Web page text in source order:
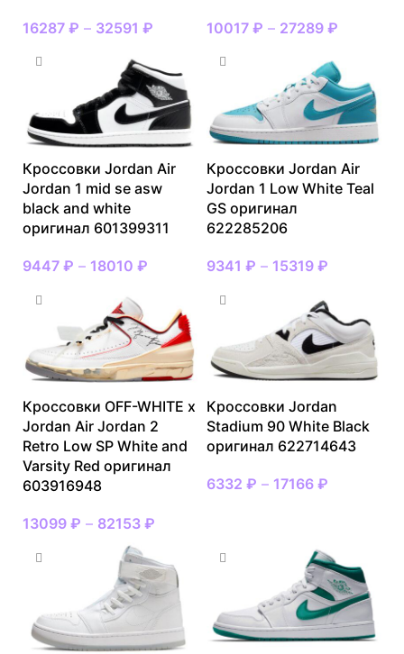
16287 ₽ – 32591 ₽ 10017 ₽ – 27289 ₽
Кроссовки Jordan Air
Jordan 1 mid se asw
black and white
оригинал 601399311
9447 ₽ – 18010 ₽
Кроссовки Jordan Air
Jordan 1 Low White Teal
GS оригинал
622285206
9341 ₽ – 15319 ₽
Кроссовки OFF-WHITE x
Jordan Air Jordan 2
Retro Low SP White and
Varsity Red оригинал
603916948
13099 ₽ – 82153 ₽
Кроссовки Jordan
Stadium 90 White Black
оригинал 622714643
6332 ₽ – 17166 ₽